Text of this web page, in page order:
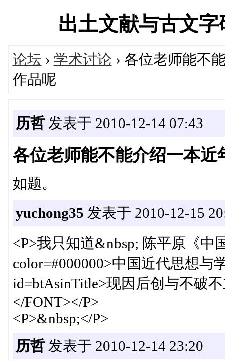
出土文献与古文
论坛 › 学术讨论 › 各位老师能不
作品呢
历哲发表于 2010-12-14 07:43
各位老师能不能介绍一本
如题。
yuchong35 发表于 2010-12-15
<P>我只知道&nbsp; 陈平原《中
color=#000000>中国近代思想与
id=btAsinTitle>现因后创与不破
</FONT></P>
<P>&nbsp;</P>
历哲发表于 2010-12-14 23:20